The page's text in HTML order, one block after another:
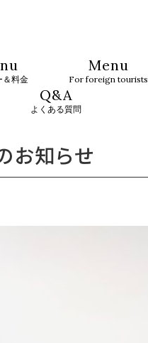
＆料金
Menu
For foreign tourists
Q&A
よくある質問
お知らせ